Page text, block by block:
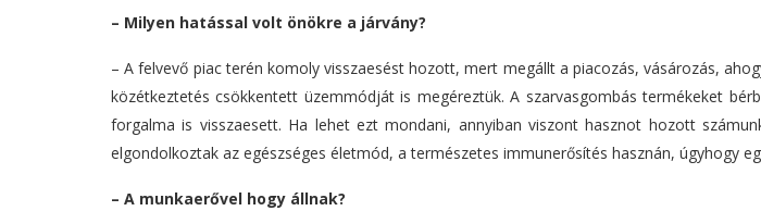
– Milyen hatással volt önökre a járvány?
–A felvevő piac terén komoly visszaesést hozott, mert megállt a piacozás, vásározás,
közétkeztetés csökkentett üzemmódját is megéreztük. A szarvasgombás termékeket
forgalma is visszaesett. Ha lehet ezt mondani, annyiban viszont hasznot hozott
elgondolkoztak az egészséges életmód, a természetes immunerősítés hasznán, úgyhogy
– A munkaerővel hogy állnak?